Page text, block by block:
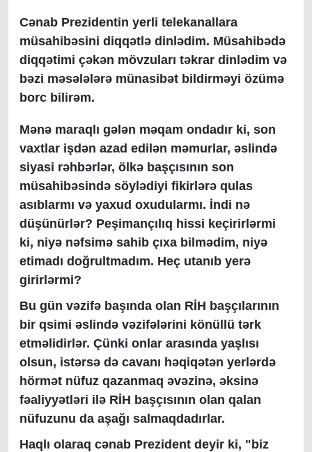
Cənab Prezidentin yerli telekanallara
müsahibəsini diqqətlə dinlədim. Müsahibədə
diqqətimi çəkən mövzuları təkrar dinlədim və
bəzi məsələlərə münasibət bildirməyi özümə
borc bilirəm.
Mənə maraqlı gələn məqam ondadır ki, son
vaxtlar işdən azad edilən məmurlar, əslində
siyasi rəhbərlər, ölkə başçısının son
müsahibəsində söylədiyi fikirlərə qulas
asıblarmı və yaxud oxudularmı. İndi nə
düşünürlər? Peşimançılıq hissi keçirirlərmi
ki, niyə nəfsimə sahib çıxa bilmədim, niyə
etimadı doğrultmadım. Heç utanıb yerə
girirlərmi?
Bu gün vəzifə başında olan RİH başçılarının
bir qsimi əslində vəzifələrini könüllü tərk
etməlidirlər. Çünki onlar arasında yaşlısı
olsun, istərsə də cavanı həqiqətən yerlərdə
hörmət nüfuz qazanmaq əvəzinə, əksinə
fəaliyyətləri ilə RİH başçısının olan qalan
nüfuzunu da aşağı salmaqdadırlar.
Haqlı olaraq cənab Prezident deyir ki, "biz